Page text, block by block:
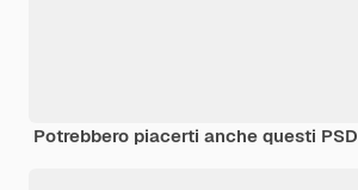
Potrebbero piacerti anche questi PSD